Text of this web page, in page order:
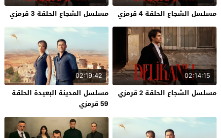
مسلسل الشجاع الحلقة 4 قرمزي
مسلسل الشجاع الحلقة 3 قرمزي
02:14:15
مسلسل الشجاع الحلقة 2 قرمزي
02:19:42
مسلسل المدينة البعيدة الحلقة
59 قرمزي